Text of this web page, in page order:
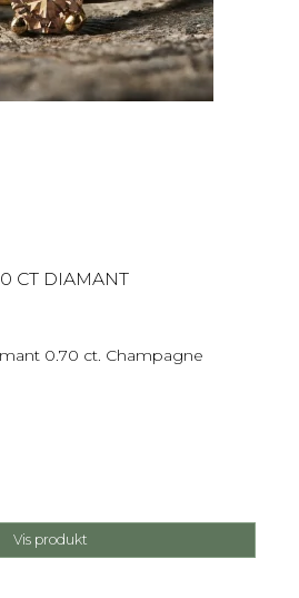
CT DIAMANT
0.70 ct. Champagne
Vis produkt